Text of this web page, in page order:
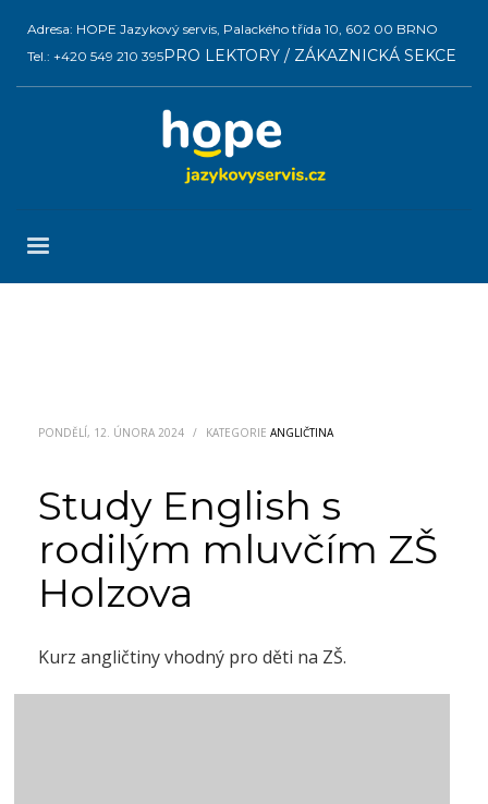
Adresa: HOPE Jazykový servis, Palackého třída 10, 602 00 BRNO
Tel.: +420 549 210 395PRO LEKTORY / ZÁKAZNICKÁ SEKCE
PONDĚLÍ, 12. ÚNORA 2024 / KATEGORIE ANGLIČTINA
Study English s
rodilým mluvčím ZŠ
Holzova
Kurz angličtiny vhodný pro děti na ZŠ.